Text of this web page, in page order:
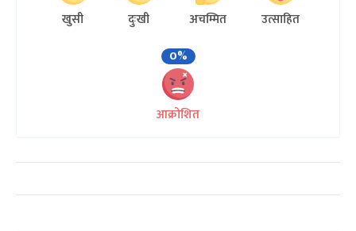
खुसी दुःखी अचम्मित
उत्साहित
0%
आक्रोशित